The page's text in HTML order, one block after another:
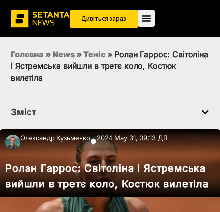
Дивіться зараз
Головна » News » Теніс » Ролан Гаррос: Світоліна
і Ястремська вийшли в третє коло, Костюк
вилетіла
Зміст
Олександр Кузьменко●2024 May 31, 09:13 ДП
Ролан Гаррос: Світоліна і Ястремська
вийшли в третє коло, Костюк вилетіла